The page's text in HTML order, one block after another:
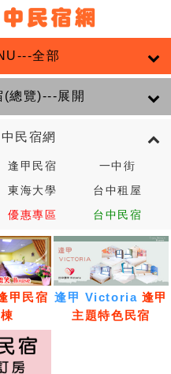
全部
(總覽)---展開
民宿網
逢甲民宿 一中街
東海大學 台中租屋
優惠專區 台中民宿
甲民宿 逢甲 Victoria 逢甲
主題特色民宿